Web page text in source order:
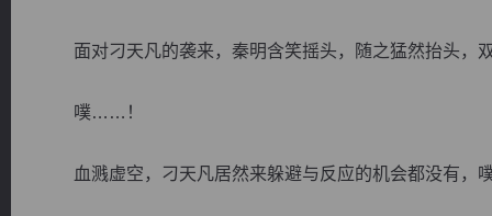
面对刁天凡的袭来，秦明含笑摇头，随之猛然抬头，
噗……！
血溅虚空，刁天凡居然来躲避与反应的机会都没有，